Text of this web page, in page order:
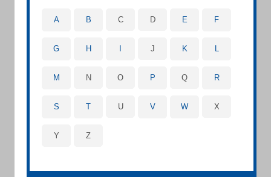
A B C D E F
G H J K L
M N O P Q R
S T U V W X
Y Z